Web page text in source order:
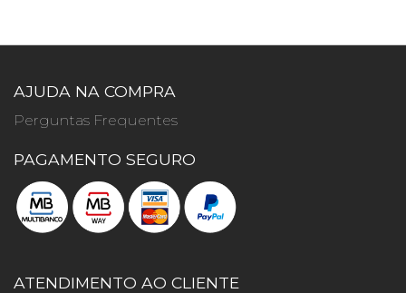
AJUDA NA COMPRA
Perguntas Frequentes
PAGAMENTO SEGURO
ATENDIMENTO AO CLIENTE